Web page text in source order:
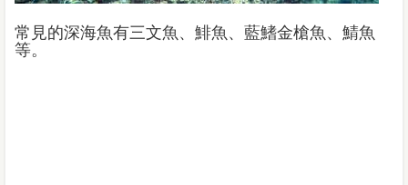
常見的深海魚有三文魚、鯡魚、藍鰭金槍魚、鯖魚
等。